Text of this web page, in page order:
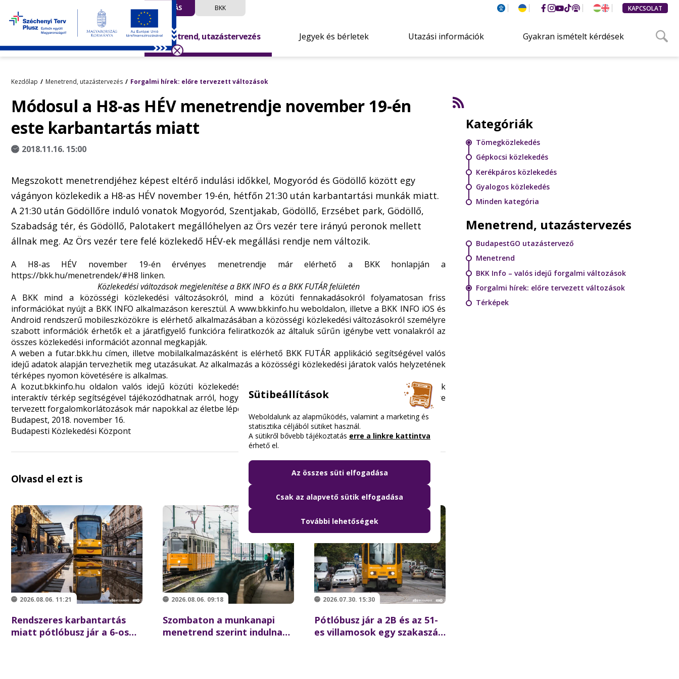
UTAZÁS BKK KAPCSOLAT
Menetrend, utazástervezés Jegyek és bérletek Utazási információk Gyakran ismételt kérdések
Kezdőlap Menetrend, utazástervezés Forgalmi hírek: előre tervezett változások
Módosul a H8-as HÉV menetrendje november 19-én
este karbantartás miatt
2018.11.16. 15:00
Megszokott menetrendjéhez képest eltérő indulási időkkel, Mogyoród és Gödöllő között egy
vágányon közlekedik a H8-as HÉV november 19-én, hétfőn 21:30 után karbantartási munkák miatt.
A 21:30 után Gödöllőre induló vonatok Mogyoród, Szentjakab, Gödöllő, Erzsébet park, Gödöllő,
Szabadság tér, és Gödöllő, Palotakert megállóhelyen az Örs vezér tere irányú peronok mellett
állnak meg. Az Örs vezér tere felé közlekedő HÉV-ek megállási rendje nem változik.
A H8-as HÉV november 19-én érvényes menetrendje már elérhető a BKK honlapján a
https://bkk.hu/menetrendek/#H8 linken.
Közlekedési változások megjelenítése a BKK INFO és a BKK FUTÁR felületén
A BKK mind a közösségi közlekedési változásokról, mind a közúti fennakadásokról folyamatosan friss
információkat nyújt a BKK INFO alkalmazáson keresztül. A www.bkkinfo.hu weboldalon, illetve a BKK INFO iOS és
Android rendszerű mobileszközökre is elérhető alkalmazásában a közösségi közlekedési változásokról személyre
szabott információk érhetők el: a járatfigyelő funkcióra feliratkozók az általuk sűrűn igénybe vett vonalakról az
összes közlekedési információt azonnal megkapják.
A weben a futar.bkk.hu címen, illetve mobilalkalmazásként is elérhető BKK FUTÁR applikáció segítségével valós
idejű adatok alapján tervezhetik meg utazásukat. Az alkalmazás a közösségi közlekedési járatok valós helyzetének
térképes nyomon követésére is alkalmas.
A kozut.bkkinfo.hu oldalon valós idejű közúti közlekedési információk érhetők el: a fővárosban közlekedők
interaktív térkép segítségével tájékozódhatnak arról, hogy hol milyen fennakadásokra kell számítaniuk; az előre
tervezett forgalomkorlátozások már napokkal az életbe lépésük előtt elérhetők a fenti címen.
Budapest, 2018. november 16.
Budapesti Közlekedési Központ
Olvasd el ezt is
2026.08.06. 11:21
Rendszeres karbantartás
miatt pótlóbusz jár a 6-os
2026.08.06. 09:18
Szombaton a munkanapi
menetrend szerint indulnak
2026.07.30. 15:30
Pótlóbusz jár a 2B és az 51-
es villamosok egy szakaszán
Kategóriák
Tömegközlekedés
Gépkocsi közlekedés
Kerékpáros közlekedés
Gyalogos közlekedés
Minden kategória
Menetrend, utazástervezés
BudapestGO utazástervező
Menetrend
BKK Info – valós idejű forgalmi változások
Forgalmi hírek: előre tervezett változások
Térképek
Sütibeállítások
Weboldalunk az alapműködés, valamint a marketing és
statisztika céljából sütiket használ.
A sütikről bővebb tájékoztatás erre a linkre kattintva
érhető el.
Az összes süti elfogadása
Csak az alapvető sütik elfogadása
További lehetőségek